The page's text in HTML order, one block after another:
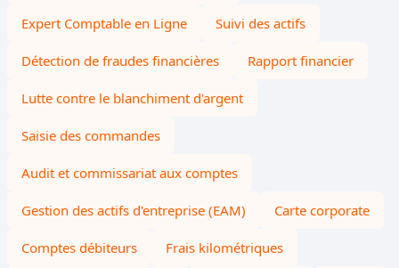
Expert Comptable en Ligne Suivi des actifs
Détection de fraudes financières Rapport financier
Lutte contre le blanchiment d'argent
Saisie des commandes
Audit et commissariat aux comptes
Gestion des actifs d'entreprise (EAM) Carte corporate
Comptes débiteurs Frais kilométriques